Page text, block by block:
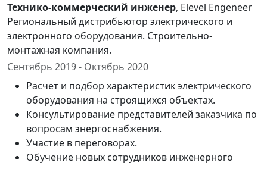
Технико-коммерческий инженер, Elevel Engeneer
Региональный дистрибьютор электрического и
электронного оборудования. Строительно-
монтажная компания.
Сентябрь 2019 - Октябрь 2020
Расчет и подбор характеристик электрического
оборудования на строящихся объектах.
Консультирование представителей заказчика по
вопросам энергоснабжения.
Участие в переговорах.
Обучение новых сотрудников инженерного